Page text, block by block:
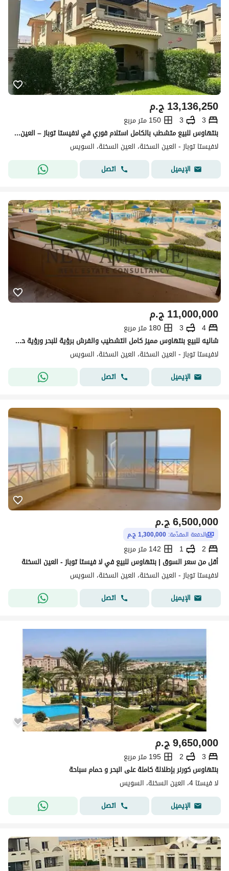
ج.م13,136,250
3
3
150 متر مربع
بنتهاوس للبيع متشطب بالكامل استلام فوري في لافيستا توباز – العين السخنة
لافيستا توباز - العين السخنة، العين السخنة، السويس
الإيميل
اتصل
ج.م11,000,000
4
3
180 متر مربع
شاليه للبيع بنتهاوس مميز كامل التشطيب والفرش برؤية للبحر ورؤية حمام السباحة للبيع في لافيستا توباز العين السخنة la vista topaz
لافيستا توباز - العين السخنة، العين السخنة، السويس
الإيميل
اتصل
ج.م6,500,000
الدفعة المقدّمة: 1,300,000 ج.م
2
1
142 متر مربع
أقل من سعر السوق | بنتهاوس للبيع في لا فيستا توباز - العين السخنة
لافيستا توباز - العين السخنة، العين السخنة، السويس
الإيميل
اتصل
ج.م9,650,000
3
2
195 متر مربع
بنتهاوس كورنر بإطلالة كاملة على البحر و حمام سباحة
لا فيستا 4، العين السخنة، السويس
الإيميل
اتصل